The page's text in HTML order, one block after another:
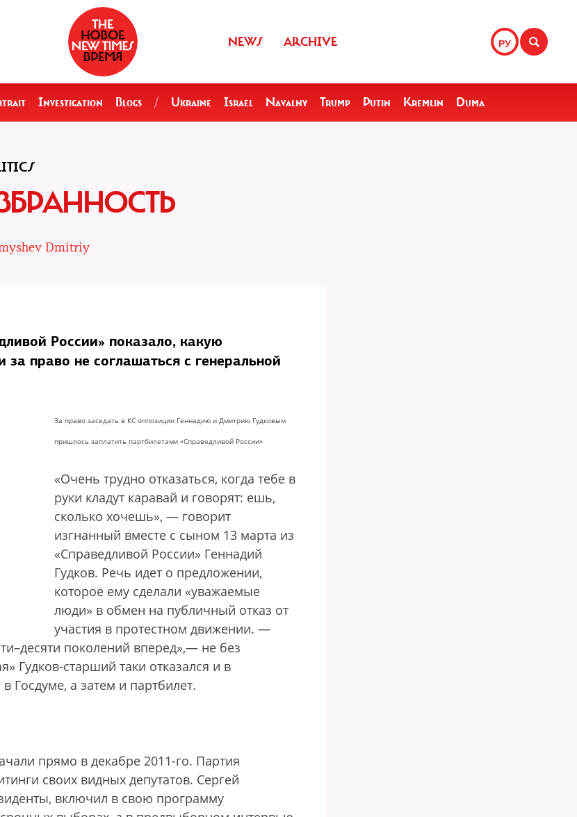
РУ
NEWS ARCHIVE
Investigation Blogs / Ukraine Israel Navalny Trump Putin Kremlin Duma
Dmitriy
России» показало, какую
право не соглашаться с генеральной
За право заседать в КС оппозиции Геннадию и Дмитрию Гудковым
пришлось заплатить партбилетами «Справедливой России»
«Очень трудно отказаться, когда тебе в
руки кладут каравай и говорят: ешь,
сколько хочешь», — говорит
изгнанный вместе с сыном 13 марта из
«Справедливой России» Геннадий
Гудков. Речь идет о предложении,
которое ему сделали «уважаемые
люди» в обмен на публичный отказ от
участия в протестном движении. —
поколений вперед»,— не без
Гудков-старший таки отказался и в
Госдуме, а затем и партбилет.
прямо в декабре 2011-го. Партия
своих видных депутатов. Сергей
включил в свою программу